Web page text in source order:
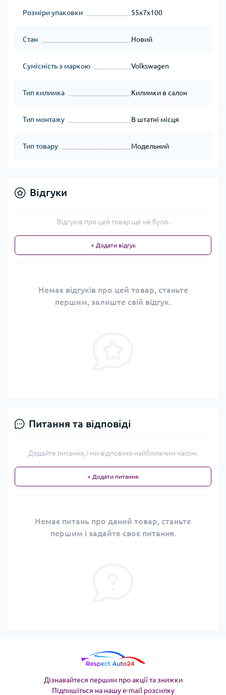
Розміри упаковки 55x7x100
Стан Новий
Сумісність з маркою Volkswagen
Тип килимка Килимки в салон
Тип монтажу В штатні місця
Тип товару Модельний
Відгуки
Відгуків про цей товар ще не було.
+ Додати відгук
Немає відгуків про цей товар, станьте
першим, залиште свій відгук.
Питання та відповіді
Додайте питання, і ми відповімо найближчим часом.
+ Додати питання
Немає питань про даний товар, станьте
першим і задайте своє питання.
Дізнавайтеся першим про акції та знижки
Підпишіться на нашу e-mail розсилку